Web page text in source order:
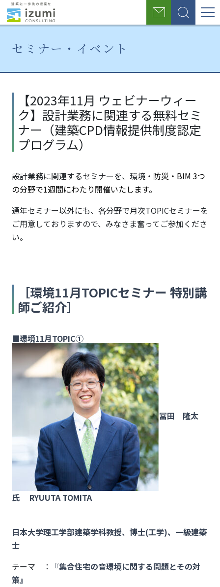
グ
ロ
ー
ー
シ
ョ
ン
お
問
検
索
セミナー・イベント
ー・
イベ
ント
ウェビ
ナーウ
ィー
ク】設
計業務
する無
料セミ
ナー
（建築
CPD情
【2023年11月 ウェビナーウィー
ク】設計業務に関連する無料セミ
ナー（建築CPD情報提供制度認定
プログラム）
設計業務に関連するセミナーを、環境・ 防災・BIM 3つ
の分野で1週間にわたり開催いたします。
通年セミナー以外にも、各分野で月次TOPICセミナーを
ご用意しておりますので、みなさま奮ってご参加くださ
い。
［環境11月TOPICセミナー 特別講
師ご紹介］
■環境11月TOPIC①
冨田 隆太
氏 RYUUTA TOMITA
日本大学理工学部建築学科教授、博士(工学)、一級建築
士
テーマ ：
『集合住宅の音環境に関する問題とその対
策』